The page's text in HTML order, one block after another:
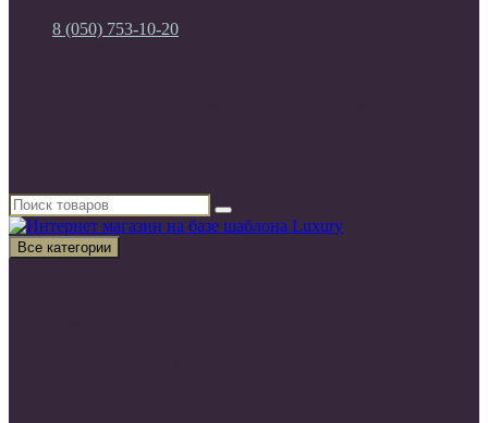
8 (050) 753-10-20
Все категории